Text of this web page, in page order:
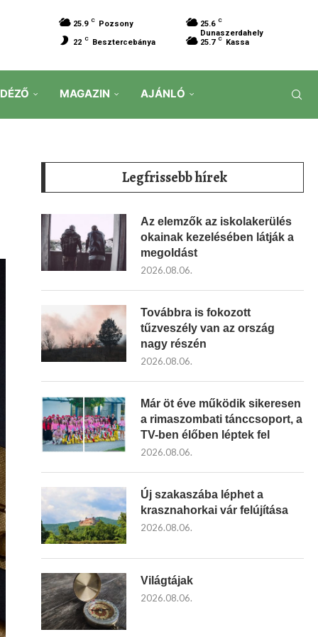
25.9 C Pozsony 25.6 C
Dunaszerdahely
22 C Besztercebánya 25.7 C Kassa
MAGAZIN AJÁNLÓ
Legfrissebb hírek
Az elemzők az iskolakerülés
okainak kezelésében látják a
megoldást
2026.08.06.
Továbbra is fokozott
tűzveszély van az ország
nagy részén
2026.08.06.
Már öt éve működik sikeresen
a rimaszombati tánccsoport, a
TV-ben élőben léptek fel
2026.08.06.
Új szakaszába léphet a
krasznahorkai vár felújítása
2026.08.06.
Világtájak
2026.08.06.